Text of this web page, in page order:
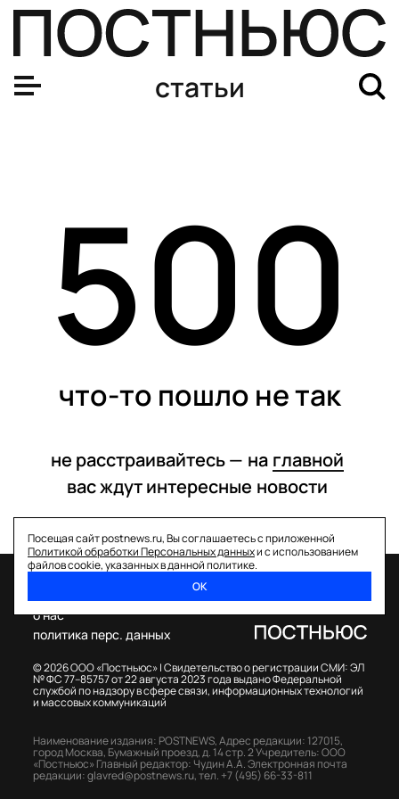
статьи
500
что-то пошло не так
не расстраивайтесь — на главной
вас ждут интересные новости
Посещая сайт postnews.ru, Вы соглашаетесь с приложенной
Политикой обработки Персональных данныхи с использованием
файлов cookie, указанных в данной политике.
ОК
© 2026 ООО «Постньюс» |Свидетельство о регистрации СМИ: ЭЛ
№ ФС 77–85757 от 22 августа 2023 года выдано Федеральной
службой по надзору в сфере связи, информационных технологий
и массовых коммуникаций
о нас
политика перс. данных
Наименование издания: POSTNEWS,Адрес редакции: 127015,
город Москва, Бумажный проезд, д. 14 стр. 2Учредитель: ООО
«Постньюс» Главный редактор: Чудин А.А.Электронная почта
редакции:glavred@postnews.ru,тел. +7 (495) 66-33-811